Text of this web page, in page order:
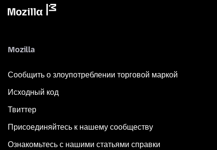
Mozilla
Сообщить о злоупотреблении торговой маркой
Исходный код
Твиттер
Присоединяйтесь к нашему сообществу
Ознакомьтесь с нашими статьями справки